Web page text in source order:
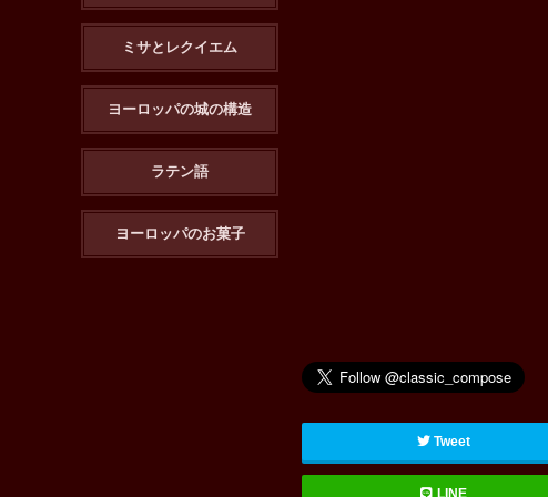
Tweet
LINE
ミサとレクイエム
ヨーロッパの城の構造
ラテン語
ヨーロッパのお菓子